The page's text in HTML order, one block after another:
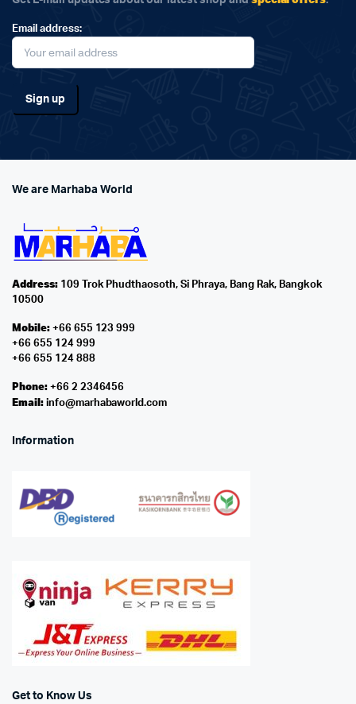
Email address:
We are Marhaba World
Address:109 Trok Phudthaosoth, Si Phraya, Bang Rak, Bangkok
10500
Mobile:+66 655 123 999
+66 655 124 999
+66 655 124 888
Phone:+66 2 2346456
Email: info@marhabaworld.com
Information
Get to Know Us